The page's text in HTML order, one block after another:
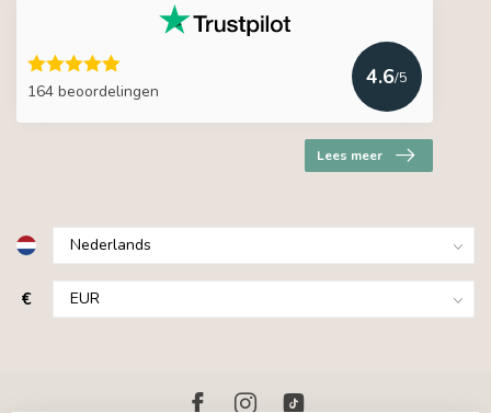
164 beoordelingen
4.6/5
Lees meer
€